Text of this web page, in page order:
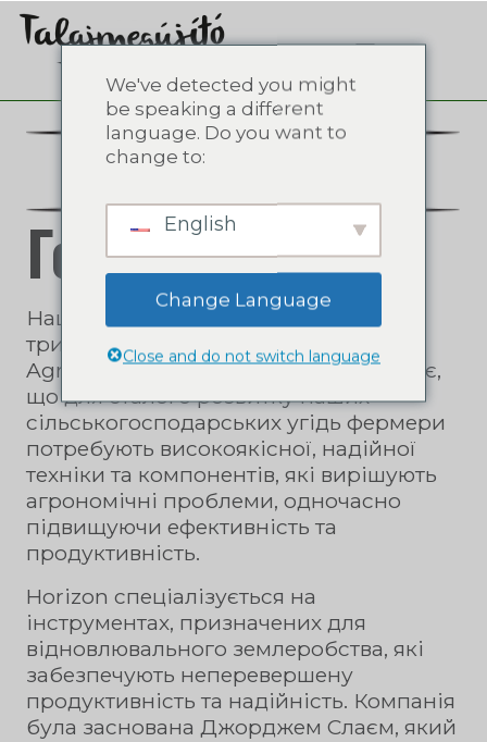
Горизонт
Наші ґрунти погіршуються з
тривожною швидкістю. Horizon
Agricultural Machinery Ltd усвідомлює,
що для сталого розвитку наших
сільськогосподарських угідь фермери
потребують високоякісної, надійної
техніки та компонентів, які вирішують
агрономічні проблеми, одночасно
підвищуючи ефективність та
продуктивність.
Horizon спеціалізується на
інструментах, призначених для
відновлювального землеробства, які
забезпечують неперевершену
продуктивність та надійність. Компанія
була заснована Джорджем Слаєм, який
We've detected you might
be speaking a different
language. Do you want to
change to:
English
Change Language
Close and do not switch language